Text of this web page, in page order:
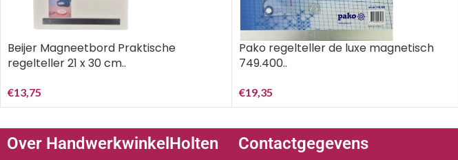
Beijer Magneetbord Praktische
regelteller 21 x 30 cm..
€13,75
Pako regelteller de luxe magnetisch
749.400..
€19,35
Over HandwerkwinkelHolten Contactgegevens